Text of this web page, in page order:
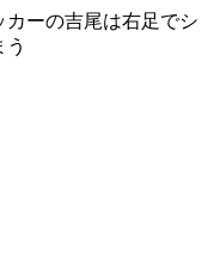
ーの吉尾は右足でシ